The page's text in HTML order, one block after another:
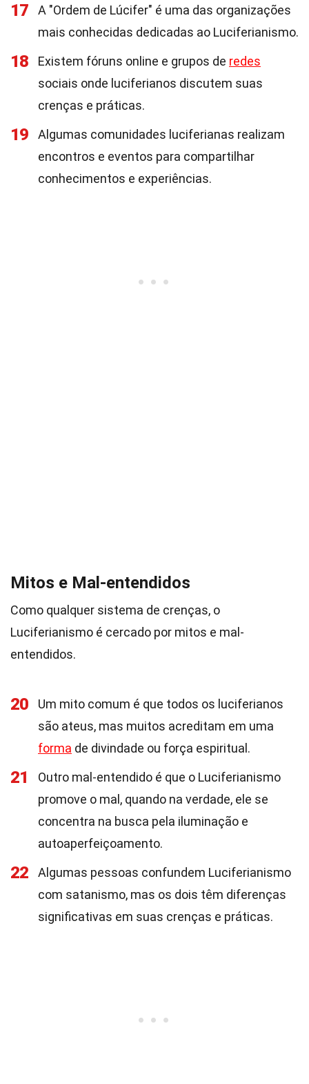
17
A "Ordem de Lúcifer" é uma das organizações
mais conhecidas dedicadas ao Luciferianismo.
18 Existem fóruns online e grupos de redes
sociais onde luciferianos discutem suas
crenças e práticas.
19
Algumas comunidades luciferianas realizam
encontros e eventos para compartilhar
conhecimentos e experiências.
Mitos e Mal-entendidos
Como qualquer sistema de crenças, o
Luciferianismo é cercado por mitos e mal-
entendidos.
20
Um mito comum é que todos os luciferianos
são ateus, mas muitos acreditam em uma
forma de divindade ou força espiritual.
21
Outro mal-entendido é que o Luciferianismo
promove o mal, quando na verdade, ele se
concentra na busca pela iluminação e
autoaperfeiçoamento.
22
Algumas pessoas confundem Luciferianismo
com satanismo, mas os dois têm diferenças
significativas em suas crenças e práticas.